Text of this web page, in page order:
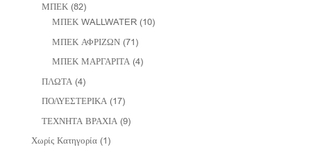
ΜΠΕΚ (82)
ΜΠΕΚ WALLWATER (10)
ΜΠΕΚ ΑΦΡΙΖΩΝ (71)
ΜΠΕΚ ΜΑΡΓΑΡΙΤΑ (4)
ΠΛΩΤΑ (4)
ΠΟΛΥΕΣΤΕΡΙΚΑ (17)
ΤΕΧΝΗΤΑ ΒΡΑΧΙΑ (9)
Χωρίς Κατηγορία (1)